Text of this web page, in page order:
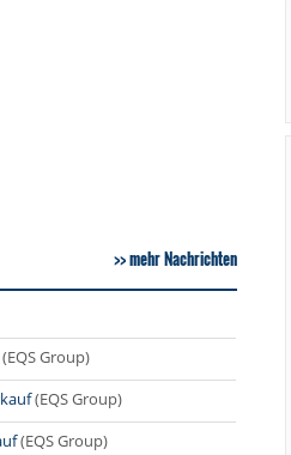
mehr Nachrichten
(EQS Group)
(EQS Group)
(EQS Group)